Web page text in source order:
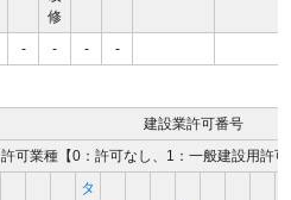
修
- - - -
建設業許可番号
許可業種【0：許可なし、1：一般建設用許
タ